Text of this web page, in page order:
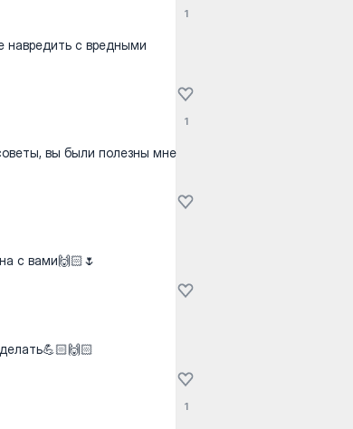
навредить с вредными
1
вы были полезны мне
1
с вами🙌🏻🌷
1